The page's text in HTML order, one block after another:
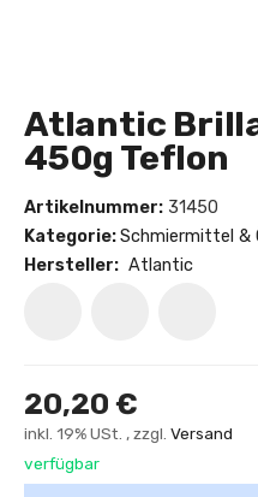
Atlantic
450g Teflon
Artikelnummer: 31450
Kategorie:Schmiermittel &
Hersteller: Atlantic
20,20 €
inkl. 19% USt. , zzgl. Versand
verfügbar